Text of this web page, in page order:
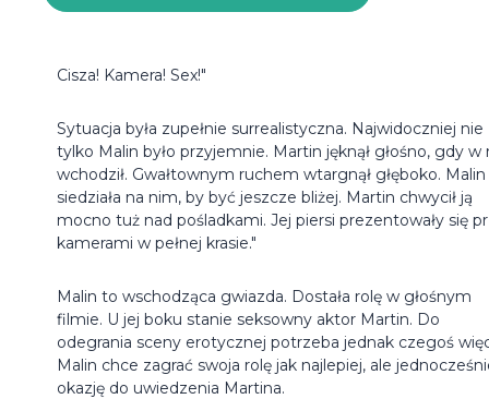
Cisza! Kamera! Sex!"
Sytuacja była zupełnie surrealistyczna. Najwidoczniej nie
tylko Malin było przyjemnie. Martin jęknął głośno, gdy w
wchodził. Gwałtownym ruchem wtargnął głęboko. Malin
siedziała na nim, by być jeszcze bliżej. Martin chwycił ją
mocno tuż nad pośladkami. Jej piersi prezentowały się
kamerami w pełnej krasie."
Malin to wschodząca gwiazda. Dostała rolę w głośnym
filmie. U jej boku stanie seksowny aktor Martin. Do
odegrania sceny erotycznej potrzeba jednak czegoś
Malin chce zagrać swoja rolę jak najlepiej, ale
okazję do uwiedzenia Martina.